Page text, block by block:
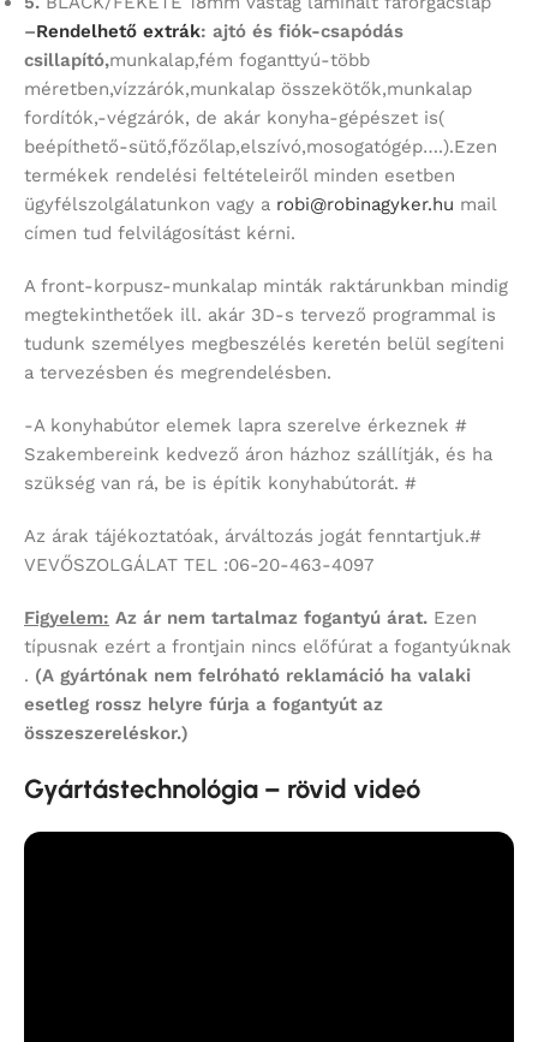
–Rendelhető extrák: ajtó és fiók-csapódás
csillapító,munkalap,fém foganttyú-több
méretben,vízzárók,munkalap összekötők,munkalap
fordítók,-végzárók, de akár konyha-gépészet is(
beépíthető-sütő,főzőlap,elszívó,mosogatógép….).Ezen
termékek rendelési feltételeiről minden esetben
ügyfélszolgálatunkon vagy a robi@robinagyker.hu mail
címen tud felvilágosítást kérni.
A front-korpusz-munkalap minták raktárunkban mindig
megtekinthetőek ill. akár 3D-s tervező programmal is
tudunk személyes megbeszélés keretén belül segíteni
a tervezésben és megrendelésben.
-A konyhabútor elemek lapra szerelve érkeznek #
Szakembereink kedvező áron házhoz szállítják, és ha
szükség van rá, be is építik konyhabútorát. #
Az árak tájékoztatóak, árváltozás jogát fenntartjuk.#
VEVŐSZOLGÁLAT TEL :06-20-463-4097
Figyelem: Az ár nem tartalmaz fogantyú árat. Ezen
típusnak ezért a frontjain nincs előfúrat a fogantyúknak
. (A gyártónak nem felróható reklamáció ha valaki
esetleg rossz helyre fúrja a fogantyút az
összeszereléskor.)
Gyártástechnológia – rövid videó